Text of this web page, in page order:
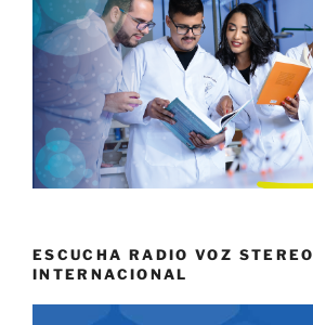
ESCUCHA RADIO VOZ STEREO
INTERNACIONAL